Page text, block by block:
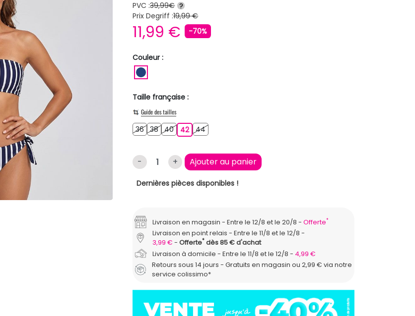
PVC :39,99€ ?
Prix Degriff :19,99 €
11,99 € -70%
Couleur :
Taille française :
Guide des tailles
36363838404042424444
- + Ajouter au panier
Dernières pièces disponibles !
Livraison en magasin Entre le 12/8 et le 20/8 Offerte*
Livraison en point relais
Entre le 11/8 et le 12/8
3,99 €
Offerte*dès 85 € d'achat
Livraison à domicile
Entre le 11/8 et le 12/8
4,99 €
Retours sous 14 jours - Gratuits en magasin ou 2,99 € via notre
service colissimo*